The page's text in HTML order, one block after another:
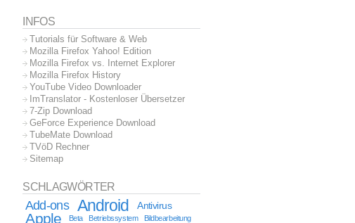
INFOS
Tutorials für Software & Web
Mozilla Firefox Yahoo! Edition
Mozilla Firefox vs. Internet Explorer
Mozilla Firefox History
YouTube Video Downloader
ImTranslator - Kostenloser Übersetzer
7-Zip Download
GeForce Experience Download
TubeMate Download
TVöD Rechner
Sitemap
SCHLAGWÖRTER
Add-ons Android Antivirus
Apple Beta Betriebssystem Bildbearbeitung